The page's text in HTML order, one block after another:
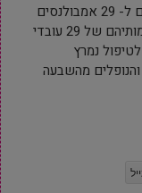
ניידת הטיפול הנמרץ ואמבולנסים אלו מצטרפים ל- 29 אמבולנסים
שנתרמו בחודשים האחרונים ועליהם הונצחו שמותיהם של 29 עובדי
הכל 35 הניידות לטיפול נמרץ
לזכרם של 35 הנרצחים והנופלים מהשבעה